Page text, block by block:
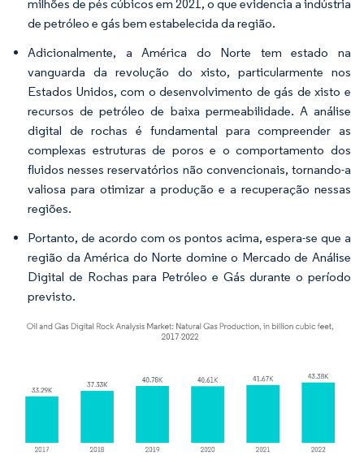
milhões de pés cúbicos em 2021, o que evidencia a indústria
de petróleo e gás bem estabelecida da região.
Adicionalmente, a América do Norte tem estado na
vanguarda da revolução do xisto, particularmente nos
Estados Unidos, com o desenvolvimento de gás de xisto e
recursos de petróleo de baixa permeabilidade. A análise
digital de rochas é fundamental para compreender as
complexas estruturas de poros e o comportamento dos
fluidos nesses reservatórios não convencionais, tornando-a
valiosa para otimizar a produção e a recuperação nessas
regiões.
Portanto, de acordo com os pontos acima, espera-se que a
região da América do Norte domine o Mercado de Análise
Digital de Rochas para Petróleo e Gás durante o período
previsto.